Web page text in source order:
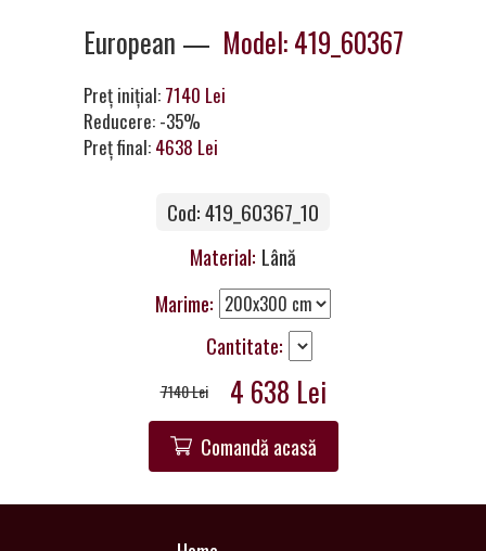
Become
Partner
European — Model: 419_60367
Preț inițial: 7140 Lei
Reducere: -35%
Preț final: 4638 Lei
Cod: 419_60367_10
Material: Lână
Marime:
Cantitate:
7140 Lei 4 638 Lei
Comandă acasă